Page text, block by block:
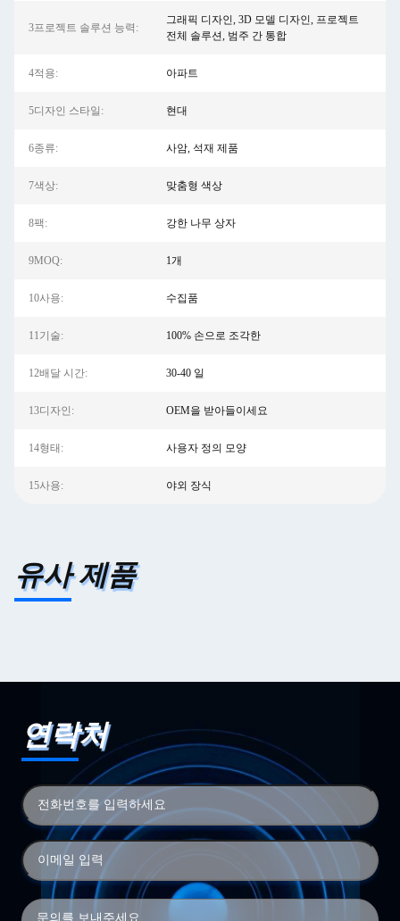
3프로젝트 솔루션 능력:
그래픽 디자인, 3D 모델 디자인, 프로젝트
전체 솔루션, 범주 간 통합
4적용: 아파트
5디자인 스타일: 현대
6종류: 사암, 석재 제품
7색상: 맞춤형 색상
8팩: 강한 나무 상자
9MOQ: 1개
10사용: 수집품
11기술: 100% 손으로 조각한
12배달 시간: 30-40 일
13디자인: OEM을 받아들이세요
14형태: 사용자 정의 모양
15사용: 야외 장식
유사 제품
연락처